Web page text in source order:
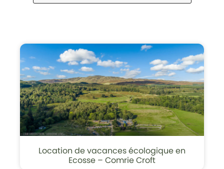
Location de vacances écologique en
Ecosse – Comrie Croft